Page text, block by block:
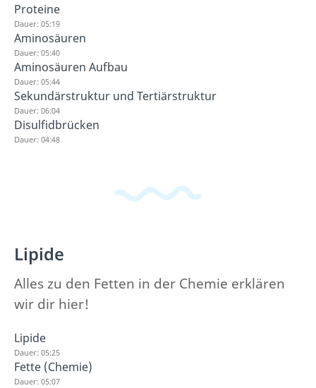
Proteine
Dauer: 05:19
Aminosäuren
Dauer: 05:40
Aminosäuren Aufbau
Dauer: 05:44
Sekundärstruktur und Tertiärstruktur
Dauer: 06:04
Disulfidbrücken
Dauer: 04:48
Lipide
Alles zu den Fetten in der Chemie erklären
wir dir hier!
Lipide
Dauer: 05:25
Fette (Chemie)
Dauer: 05:07